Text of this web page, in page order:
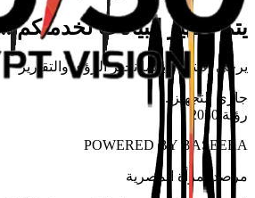
يتم تجهيز البيانات لخدمتكم...
يرجى الانتظار بينما نجهز الرؤى والتقارير
جاري التجهيز ...
رؤية 2030
POWERED BY BASEERA
مرصد المرأة المصرية